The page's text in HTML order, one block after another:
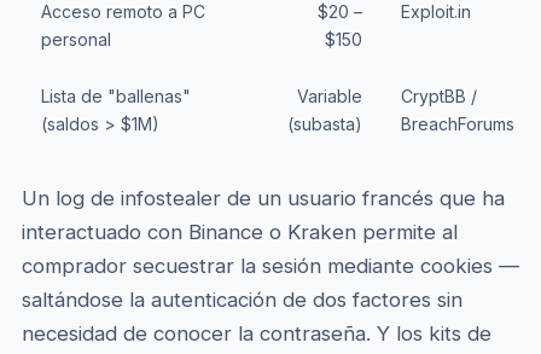
Acceso remoto a PC
personal
$20 –
$150
Exploit.in
Lista de "ballenas"
(saldos > $1M)
Variable
(subasta)
CryptBB /
BreachForums
Un log de infostealer de un usuario francés que ha
interactuado con Binance o Kraken permite al
comprador secuestrar la sesión mediante cookies —
saltándose la autenticación de dos factores sin
necesidad de conocer la contraseña. Y los kits de